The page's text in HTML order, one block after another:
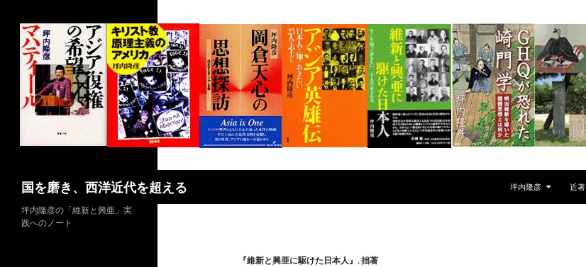
国を磨き、西洋近代を超える 坪内隆彦 近著
『維新と興亜に駆けた日本人』 ,拙著
坪内隆彦の「維新と興亜」実
践へのノート